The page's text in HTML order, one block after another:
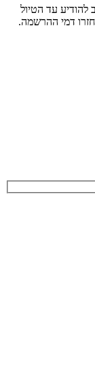
חולה קורונה, ואני מתחייב להודיע עד הטיול
דמי ההרשמה.